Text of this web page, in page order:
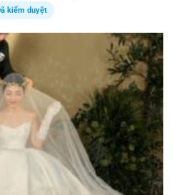
kiểm duyệt